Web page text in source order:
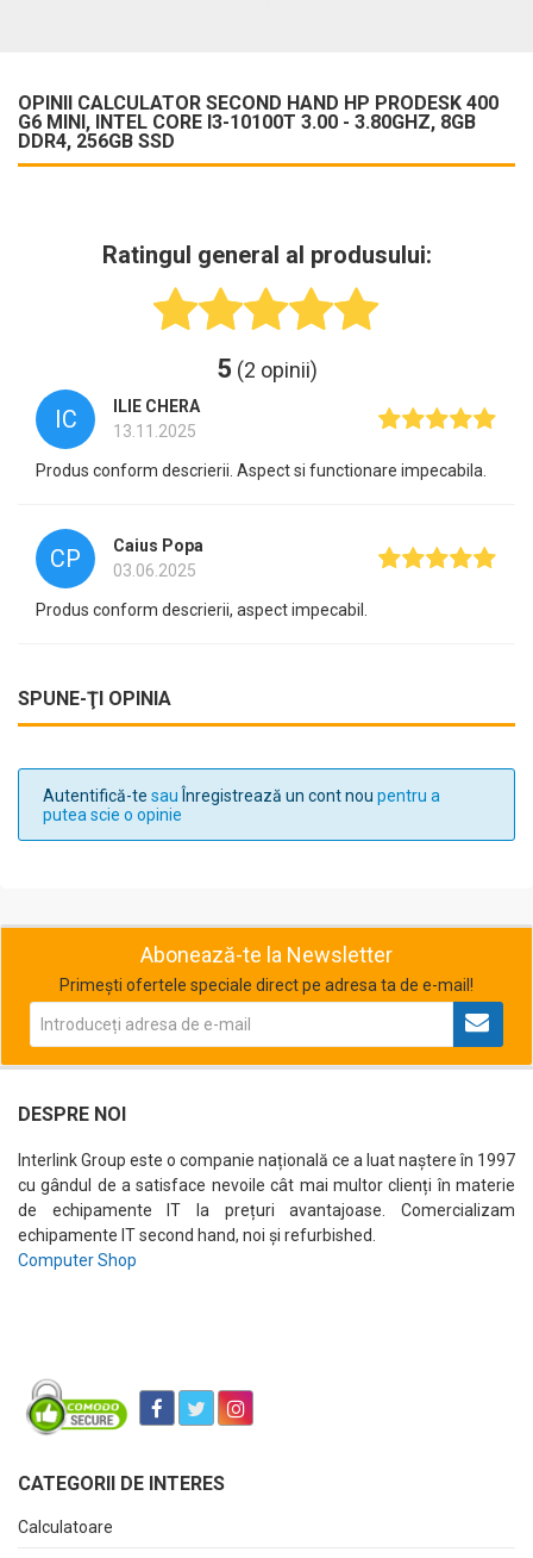
OPINII CALCULATOR SECOND HAND HP PRODESK 400
G6 MINI, INTEL CORE I3-10100T 3.00 - 3.80GHZ, 8GB
DDR4, 256GB SSD
Ratingul general al produsului:
5 (2 opinii)
IC
ILIE CHERA
13.11.2025
Produs conform descrierii. Aspect si functionare impecabila.
CP
Caius Popa
03.06.2025
Produs conform descrierii, aspect impecabil.
SPUNE-ŢI OPINIA
Autentifică-te sau Înregistrează un cont nou pentru a
putea scie o opinie
Abonează-te la Newsletter
Primești ofertele speciale direct pe adresa ta de e-mail!
DESPRE NOI
Interlink Group este o companie națională ce a luat naștere în 1997
cu gândul de a satisface nevoile cât mai multor clienți în materie
de echipamente IT la prețuri avantajoase. Comercializam
echipamente IT second hand, noi și refurbished.
Computer Shop
CATEGORII DE INTERES
Calculatoare